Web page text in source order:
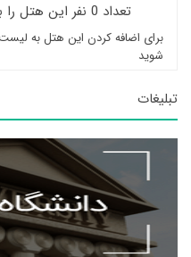
تعداد 0 نفر این هتل را به لیست خود اضافه کرده‌اند
برای اضافه کردن این هتل به
شوید
تبلیغات